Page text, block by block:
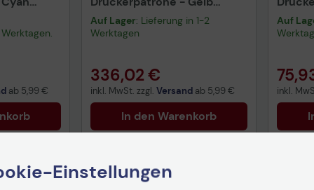
ab 5,99 €
C13T05B44N
Auf Lager: Lieferung in 1-2
Werktagen
336,02 €
inkl. MwSt. zzgl. Versand ab 5,99 €
In den Warenkorb
Auf
inkl.
Einstellungen